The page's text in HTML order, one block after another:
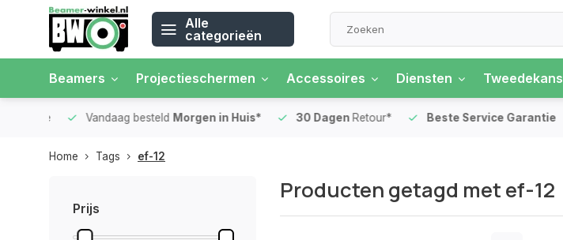
Alle
categorieën
Beamers Projectieschermen Accessoires Diensten Tweedekans
Vandaag besteldMorgen in Huis* 30 DagenRetour* Beste Service Garantie
Home Tags ef-12
Prijs
Producten getagd met ef-12